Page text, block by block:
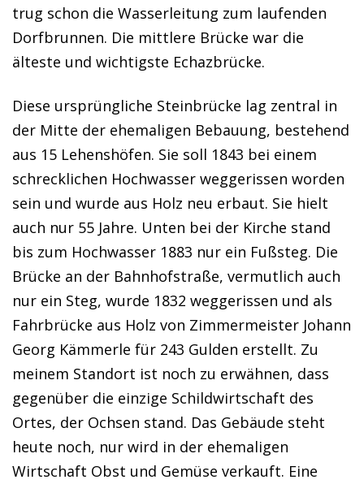
trug schon die Wasserleitung zum laufenden
Dorfbrunnen. Die mittlere Brücke war die
älteste und wichtigste Echazbrücke.
Diese ursprüngliche Steinbrücke lag zentral in
der Mitte der ehemaligen Bebauung, bestehend
aus 15 Lehenshöfen. Sie soll 1843 bei einem
schrecklichen Hochwasser weggerissen worden
sein und wurde aus Holz neu erbaut. Sie hielt
auch nur 55 Jahre. Unten bei der Kirche stand
bis zum Hochwasser 1883 nur ein Fußsteg. Die
Brücke an der Bahnhofstraße, vermutlich auch
nur ein Steg, wurde 1832 weggerissen und als
Fahrbrücke aus Holz von Zimmermeister Johann
Georg Kämmerle für 243 Gulden erstellt. Zu
meinem Standort ist noch zu erwähnen, dass
gegenüber die einzige Schildwirtschaft des
Ortes, der Ochsen stand. Das Gebäude steht
heute noch, nur wird in der ehemaligen
Wirtschaft Obst und Gemüse verkauft. Eine